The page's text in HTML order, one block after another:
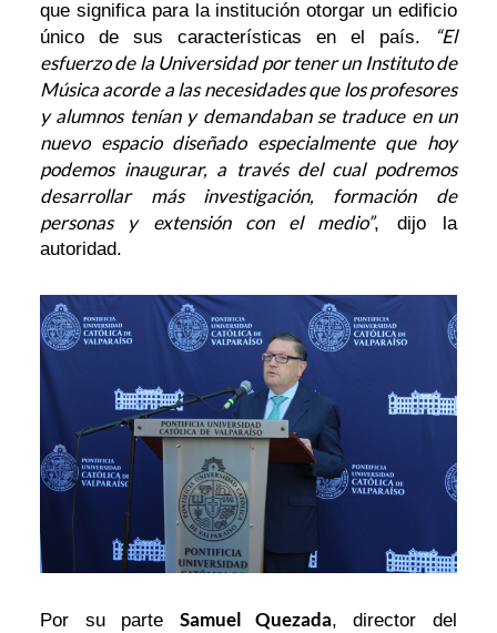
que significa para la institución otorgar un edificio
único de sus características en el país.
“El
esfuerzo de la Universidad por tener un Instituto de
Música acorde a las necesidades que los profesores
y alumnos tenían y demandaban se traduce en un
nuevo espacio diseñado especialmente que hoy
podemos inaugurar, a través del cual podremos
desarrollar más investigación, formación de
personas y extensión con el medio”, dijo la
autoridad.
Por su parte Samuel Quezada, director del